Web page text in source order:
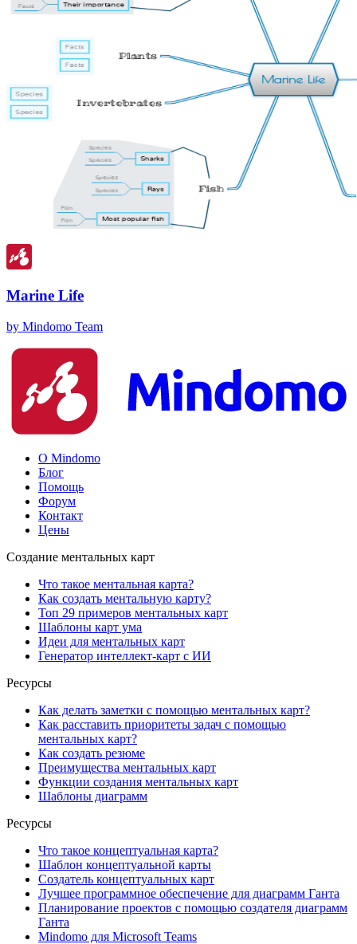
Marine Life
by Mindomo Team
О Mindomo
Блог
Помощь
Форум
Контакт
Цены
Создание ментальных карт
Что такое ментальная карта?
Как создать ментальную карту?
Топ 29 примеров ментальных карт
Шаблоны карт ума
Идеи для ментальных карт
Генератор интеллект-карт с ИИ
Ресурсы
Как делать заметки с помощью ментальных карт?
Как расставить приоритеты задач с помощью
ментальных карт?
Как создать резюме
Преимущества ментальных карт
Функции создания ментальных карт
Шаблоны диаграмм
Ресурсы
Что такое концептуальная карта?
Шаблон концептуальной карты
Создатель концептуальных карт
Лучшее программное обеспечение для диаграмм Ганта
Планирование проектов с помощью создателя диаграмм
Ганта
Mindomo для Microsoft Teams